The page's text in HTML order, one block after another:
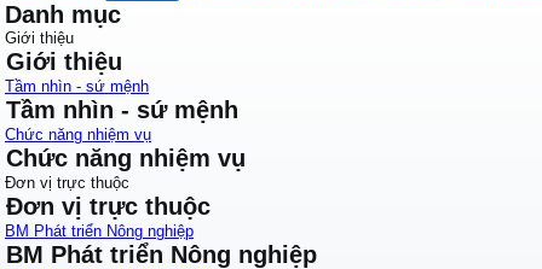
Danh mục
Giới thiệu
Giới thiệu
Tầm nhìn - sứ mệnh
Tầm nhìn - sứ mệnh
Chức năng nhiệm vụ
Chức năng nhiệm vụ
Đơn vị trực thuộc
Đơn vị trực thuộc
BM Phát triển Nông nghiệp
BM Phát triển Nông nghiệp